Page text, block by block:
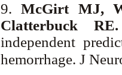
9.McGirt MJ,
Clatterbuck
independent
hemorrhage. J